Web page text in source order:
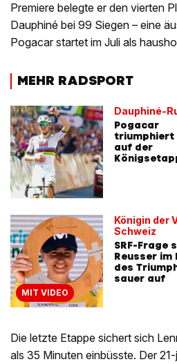
Premiere belegte er den vierten
Dauphiné bei 99 Siegen – eine
Pogacar startet im Juli als
MEHR RADSPORT
Dauphiné-
Pogacar
triumphiert
auf der
MIT VIDEO
Königin der
Schweiz
SRF-Frage
Reusser im
des
sauer auf
Die letzte Etappe sichert sich
als 35 Minuten einbüsste. Der